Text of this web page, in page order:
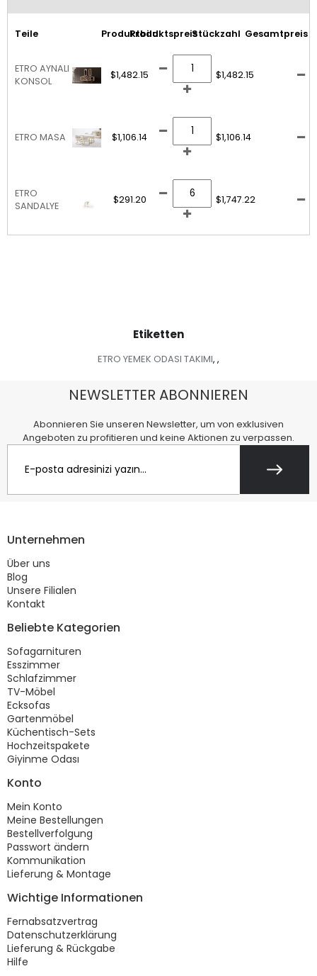
Teile ProduktbildProduktspreisStückzahl Gesamtpreis
ETRO AYNALI
KONSOL
$1,482.15 $1,482.15
ETRO MASA $1,106.14 $1,106.14
ETRO
SANDALYE
$291.20 $1,747.22
Etiketten
ETRO YEMEK ODASI TAKIMI, ,
NEWSLETTER ABONNIEREN
Abonnieren Sie unseren Newsletter, um von exklusiven
Angeboten zu profitieren und keine Aktionen zu verpassen.
Unternehmen
Über uns
Blog
Unsere Filialen
Kontakt
Beliebte Kategorien
Sofagarnituren
Esszimmer
Schlafzimmer
TV-Möbel
Ecksofas
Gartenmöbel
Küchentisch-Sets
Hochzeitspakete
Giyinme Odası
Konto
Mein Konto
Meine Bestellungen
Bestellverfolgung
Passwort ändern
Kommunikation
Lieferung & Montage
Wichtige Informationen
Fernabsatzvertrag
Datenschutzerklärung
Lieferung & Rückgabe
Hilfe